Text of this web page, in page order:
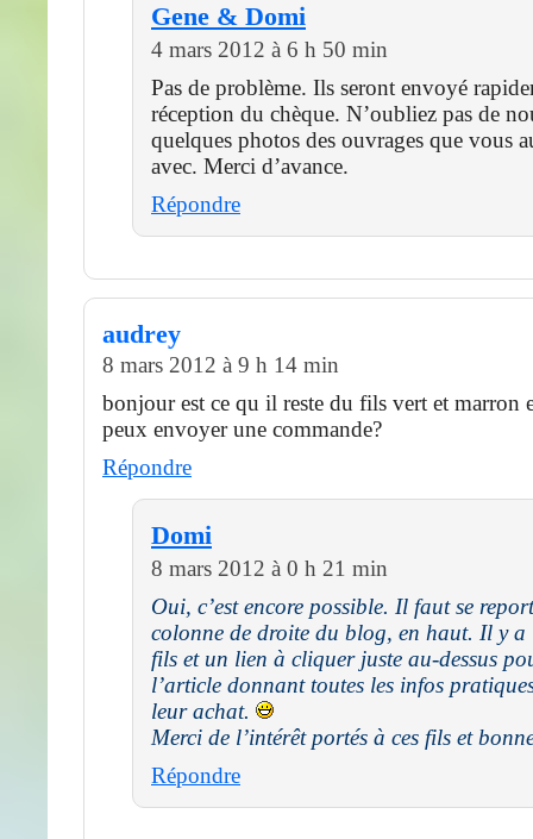
Gene & Domi
4 mars 2012 à 6 h 50 min
Pas de problème. Ils seront envoyé
réception du chèque. N’oubliez pas de
quelques photos des ouvrages que vous
avec. Merci d’avance.
Répondre
audrey
8 mars 2012 à 9 h 14 min
bonjour est ce qu il reste du fils vert et marron
peux envoyer une commande?
Répondre
Domi
8 mars 2012 à 0 h 21 min
Oui, c’est encore possible. Il faut se
colonne de droite du blog, en haut. Il y a
fils et un lien à cliquer juste au-dessus
l’article donnant toutes les infos
leur achat.
Merci de l’intérêt portés à ces fils et
Répondre